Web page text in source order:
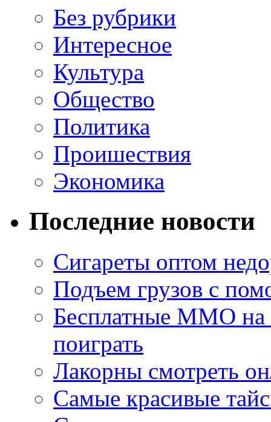
Без рубрики
Интересное
Культура
Общество
Политика
Проишествия
Экономика
Последние новости
Сигареты оптом
Подъем грузов с
Бесплатные MMO
поиграть
Лакорны смотреть
Самые красивые